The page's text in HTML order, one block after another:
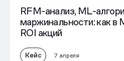
RFM-анализ, ML-
маржинальности: как в
ROI акций
Кейс 7 апреля